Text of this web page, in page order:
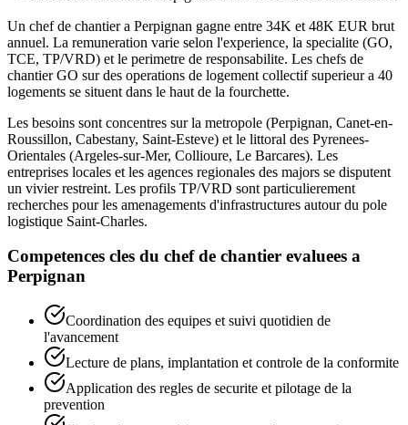
Un chef de chantier a Perpignan gagne entre 34K et 48K EUR brut
annuel. La remuneration varie selon l'experience, la specialite (GO,
TCE, TP/VRD) et le perimetre de responsabilite. Les chefs de
chantier GO sur des operations de logement collectif superieur a 40
logements se situent dans le haut de la fourchette.
Les besoins sont concentres sur la metropole (Perpignan, Canet-en-
Roussillon, Cabestany, Saint-Esteve) et le littoral des Pyrenees-
Orientales (Argeles-sur-Mer, Collioure, Le Barcares). Les
entreprises locales et les agences regionales des majors se disputent
un vivier restreint. Les profils TP/VRD sont particulierement
recherches pour les amenagements d'infrastructures autour du pole
logistique Saint-Charles.
Competences cles du chef de chantier evaluees a
Perpignan
Coordination des equipes et suivi quotidien de
l'avancement
Lecture de plans, implantation et controle de la conformite
Application des regles de securite et pilotage de la
prevention